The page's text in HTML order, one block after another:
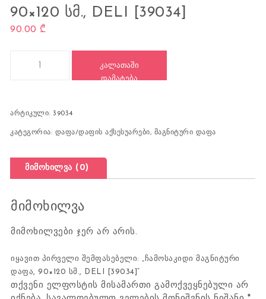
90×120 ᲡᲛ., DELI [39034]
90.00 ₾
ᲙᲐᲚᲐᲗᲐᲨᲘ
ᲓᲐᲛᲐᲢᲔᲑᲐ
არტიკული:39034
კატეგორია: დაფა/დაფის აქსესუარები, მაგნიტური დაფა
მიმოხილვა (0)
მიმოხილვა
მიმოხილვები ჯერ არ არის.
იყავით პირველი შემფასებელი: „ჩამოსაკიდი მაგნიტური
დაფა, 90×120 სმ., DELI [39034]“
თქვენი ელფოსტის მისამართი გამოქვეყნებული არ